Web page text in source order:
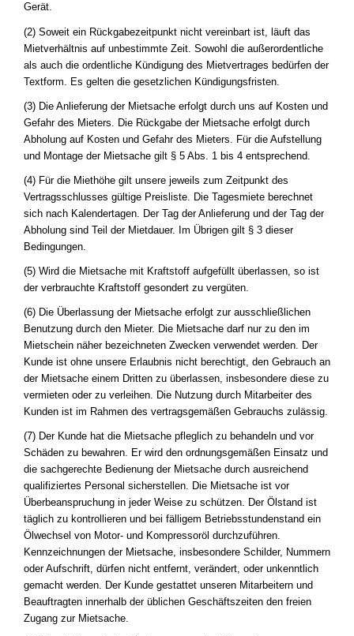
Gerät.
(2) Soweit ein Rückgabezeitpunkt nicht vereinbart ist, läuft das
Mietverhältnis auf unbestimmte Zeit. Sowohl die außerordentliche
als auch die ordentliche Kündigung des Mietvertrages bedürfen der
Textform. Es gelten die gesetzlichen Kündigungsfristen.
(3) Die Anlieferung der Mietsache erfolgt durch uns auf Kosten und
Gefahr des Mieters. Die Rückgabe der Mietsache erfolgt durch
Abholung auf Kosten und Gefahr des Mieters. Für die Aufstellung
und Montage der Mietsache gilt § 5 Abs. 1 bis 4 entsprechend.
(4) Für die Miethöhe gilt unsere jeweils zum Zeitpunkt des
Vertragsschlusses gültige Preisliste. Die Tagesmiete berechnet
sich nach Kalendertagen. Der Tag der Anlieferung und der Tag der
Abholung sind Teil der Mietdauer. Im Übrigen gilt § 3 dieser
Bedingungen.
(5) Wird die Mietsache mit Kraftstoff aufgefüllt überlassen, so ist
der verbrauchte Kraftstoff gesondert zu vergüten.
(6) Die Überlassung der Mietsache erfolgt zur ausschließlichen
Benutzung durch den Mieter. Die Mietsache darf nur zu den im
Mietschein näher bezeichneten Zwecken verwendet werden. Der
Kunde ist ohne unsere Erlaubnis nicht berechtigt, den Gebrauch an
der Mietsache einem Dritten zu überlassen, insbesondere diese zu
vermieten oder zu verleihen. Die Nutzung durch Mitarbeiter des
Kunden ist im Rahmen des vertragsgemäßen Gebrauchs zulässig.
(7) Der Kunde hat die Mietsache pfleglich zu behandeln und vor
Schäden zu bewahren. Er wird den ordnungsgemäßen Einsatz und
die sachgerechte Bedienung der Mietsache durch ausreichend
qualifiziertes Personal sicherstellen. Die Mietsache ist vor
Überbeanspruchung in jeder Weise zu schützen. Der Ölstand ist
täglich zu kontrollieren und bei fälligem Betriebsstundenstand ein
Ölwechsel von Motor- und Kompressoröl durchzuführen.
Kennzeichnungen der Mietsache, insbesondere Schilder, Nummern
oder Aufschrift, dürfen nicht entfernt, verändert, oder unkenntlich
gemacht werden. Der Kunde gestattet unseren Mitarbeitern und
Beauftragten innerhalb der üblichen Geschäftszeiten den freien
Zugang zur Mietsache.